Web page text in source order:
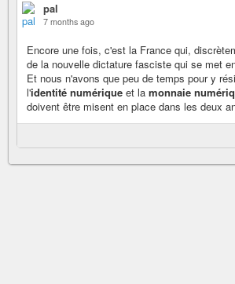
pal
7 months ago
Encore une fois, c'est la France qui,
de la nouvelle dictature fasciste qui se met
Et nous n'avons que peu de temps pour y
l'identité numérique et la monnaie
doivent être misent en place dans les deux